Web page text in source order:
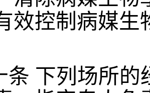
效控制病媒生
条 下列场所的